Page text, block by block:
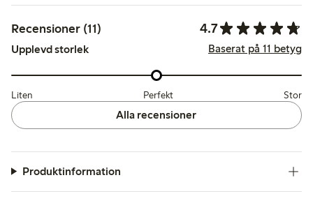
Recensioner (11) 4.7
Upplevd storlek Baserat på 11 betyg
Liten Perfekt Stor
Alla recensioner
Produktinformation